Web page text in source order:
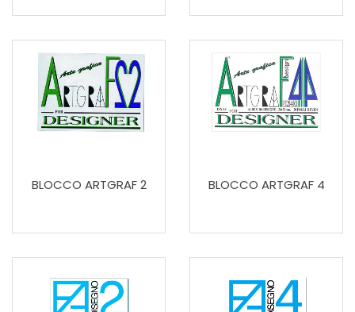
BLOCCO ARTGRAF 2 BLOCCO ARTGRAF 4